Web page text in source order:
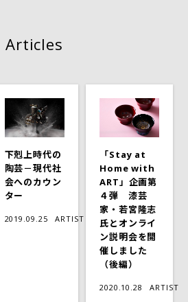
Articles
下剋上時代の
陶芸－現代社
会へのカウン
ター
2019.09.25 ARTIST
「Stay at
Home with
ART」企画第
４弾 漆芸
家・若宮隆志
氏とオンライ
ン説明会を開
催しました
（後編）
2020.10.28 ARTIST